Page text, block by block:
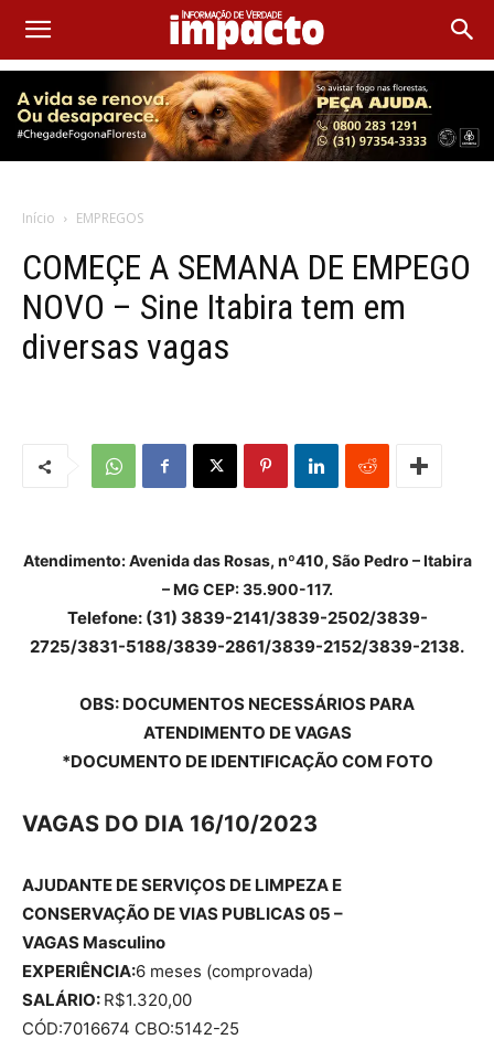
Início EMPREGOS
COMEÇE A SEMANA DE EMPEGO
NOVO – Sine Itabira tem em
diversas vagas
Atendimento: Avenida das Rosas, nº410, São Pedro – Itabira
– MG CEP: 35.900-117.
Telefone: (31) 3839-2141/3839-2502/3839-
2725/3831-5188/3839-2861/3839-2152/3839-2138.
OBS: DOCUMENTOS NECESSÁRIOS PARA
ATENDIMENTO DE VAGAS
*DOCUMENTO DE IDENTIFICAÇÃO COM FOTO
VAGAS DO DIA 16/10/2023
AJUDANTE DE SERVIÇOS DE LIMPEZA E
CONSERVAÇÃO DE VIAS PUBLICAS 05 –
VAGAS Masculino
EXPERIÊNCIA:6 meses (comprovada)
SALÁRIO: R$1.320,00
CÓD:7016674 CBO:5142-25